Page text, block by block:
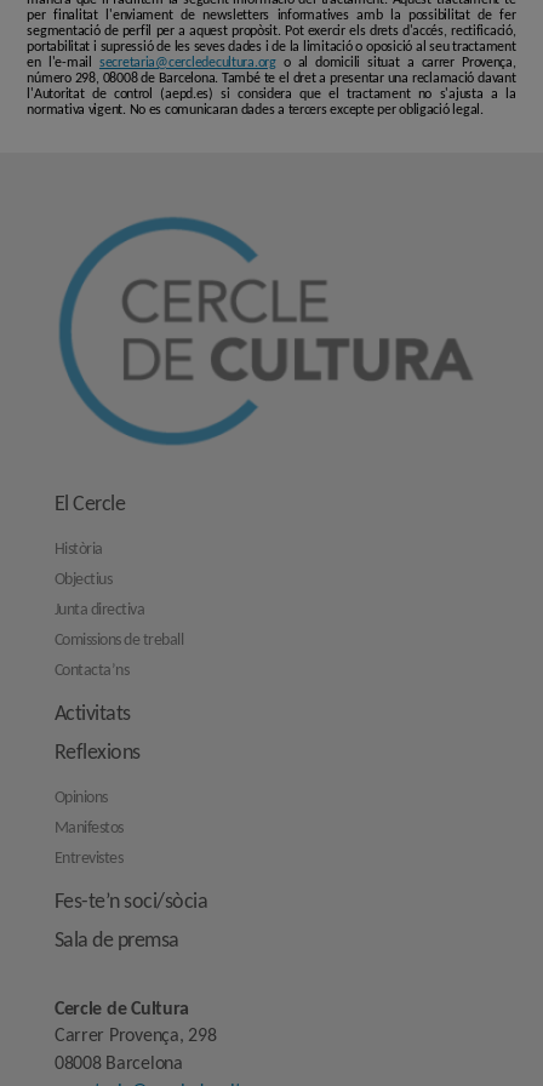
per finalitat l'enviament de newsletters informatives amb la possibilitat de fer
segmentació de perfil per a aquest propòsit. Pot exercir els drets d'accés, rectificació,
portabilitat i supressió de les seves dades i de la limitació o oposició al seu tractament
en l'e-mail secretaria@cercledecultura.orgo al domicili situat a carrer Provença,
número 298, 08008 de Barcelona. També te el dret a presentar una reclamació davant
l'Autoritat de control (aepd.es) si considera que el tractament no s'ajusta a la
normativa vigent. No es comunicaran dades a tercers excepte per obligació legal.
El Cercle
Història
Objectius
Junta directiva
Comissions de treball
Contacta’ns
Activitats
Reflexions
Opinions
Manifestos
Entrevistes
Fes-te’n soci/sòcia
Sala de premsa
Cercle de Cultura
Carrer Provença, 298
08008 Barcelona